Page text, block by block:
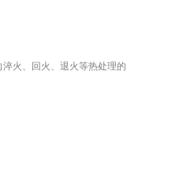
火、回火、退火等热处理的